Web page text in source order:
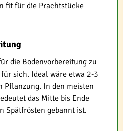
fit für die Prachtstücke
die Bodenvorbereitung zu
sich. Ideal wäre etwa 2-3
Pflanzung. In den meisten
das Mitte bis Ende
Spätfrösten gebannt ist.